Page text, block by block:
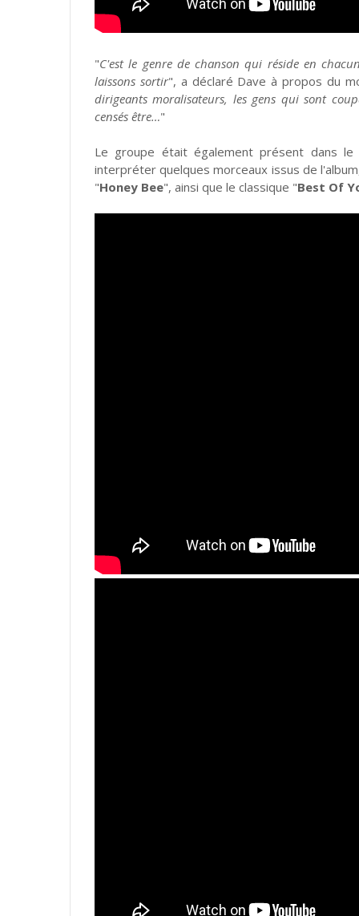
"C'est le genre de chanson qui réside en
laissons sortir", a déclaré Dave à propos du
dirigeants moralisateurs, les gens qui sont
censés être…"
Le groupe était également présent dans
interpréter quelques morceaux issus de
"Honey Bee", ainsi que le classique "Best Of